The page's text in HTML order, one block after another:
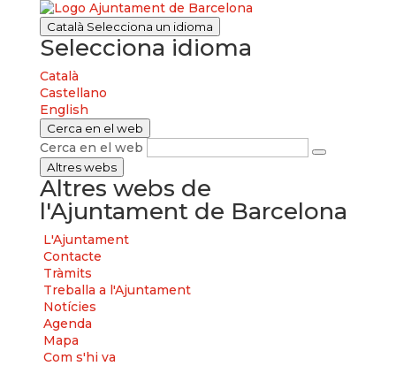
Català Selecciona un idioma
Selecciona idioma
Català
Castellano
English
Cerca en el web
Cerca en el web
Altres webs
Altres webs de
l'Ajuntament de Barcelona
L'Ajuntament
Contacte
Tràmits
Treballa a l'Ajuntament
Notícies
Agenda
Mapa
Com s'hi va